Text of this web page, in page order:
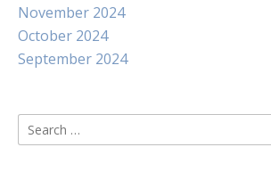
November 2024
October 2024
September 2024
Search
for: